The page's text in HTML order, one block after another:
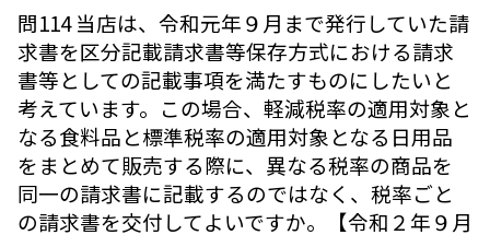
問114 当店は、令和元年９月まで発行していた請
求書を区分記載請求書等保存方式における請求
書等としての記載事項を満たすものにしたいと
考えています。この場合、軽減税率の適用対象と
なる食料品と標準税率の適用対象となる日用品
をまとめて販売する際に、異なる税率の商品を
同一の請求書に記載するのではなく、税率ごと
の請求書を交付してよいですか。【令和２年９月